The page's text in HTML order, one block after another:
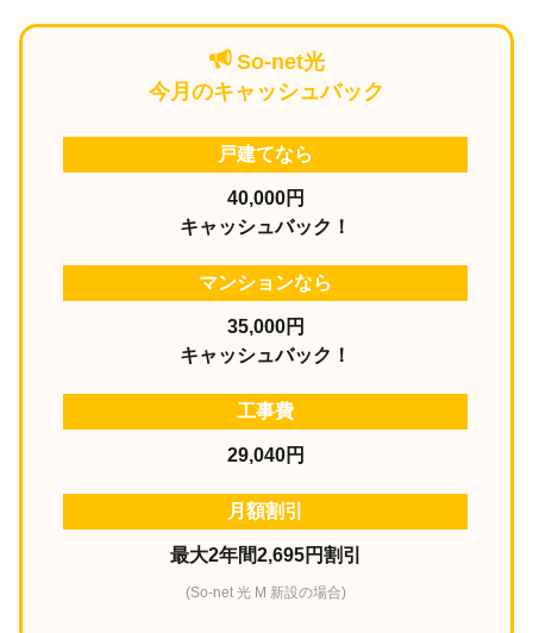
So-net光
今月のキャッシュバック
戸建てなら
40,000円
キャッシュバック！
マンションなら
35,000円
キャッシュバック！
工事費
29,040円
月額割引
最大2年間2,695円割引
(So-net 光 M 新設の場合)